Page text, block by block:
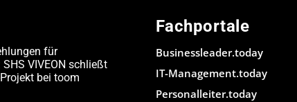
für
VIVEON schließt
bei toom
Fachportale
Businessleader.today
IT-Management.today
Personalleiter.today